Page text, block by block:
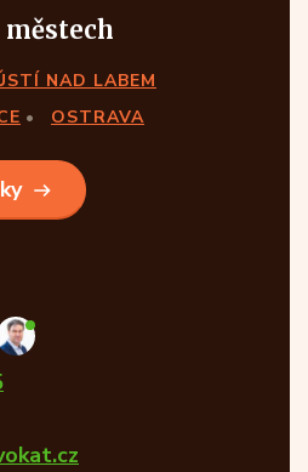
městech
NAD LABEM
OSTRAVA